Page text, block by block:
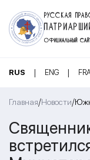
РУССКАЯ
ОФИЦИАЛЬНЫЙ
RUS | ENG |
Главная/Новости/